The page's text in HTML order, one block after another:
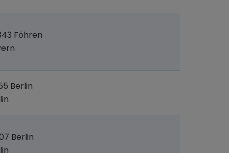
Föhren
Berlin
Berlin